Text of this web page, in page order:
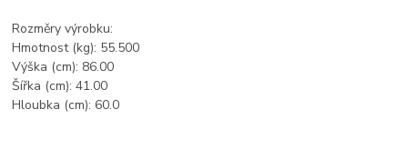
Rozměry výrobku:
Hmotnost (kg): 55.500
Výška (cm): 86.00
Šířka (cm): 41.00
Hloubka (cm): 60.0